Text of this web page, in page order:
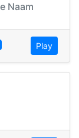
Naam
Play